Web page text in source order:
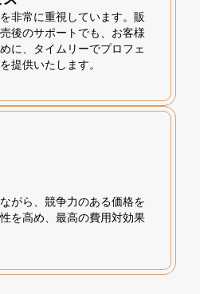
非常に重視しています。販
後のサポートでも、お客様
に、タイムリーでプロフェ
提供いたします。
がら、競争力のある価格を
を高め、最高の費用対効果